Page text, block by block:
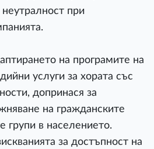
при
на програмите на
услуги за хората със
допринася за
на гражданските
групи в населението.
за достъпност на